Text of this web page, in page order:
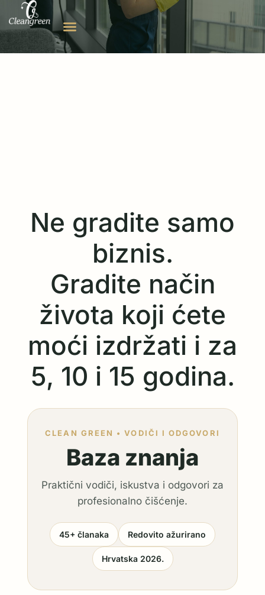
Ne gradite samo
biznis.
Gradite način
života koji ćete
moći izdržati i za
5, 10 i 15 godina.
CLEAN GREEN • VODIČI I ODGOVORI
Baza znanja
Praktični vodiči, iskustva i odgovori za
profesionalno čišćenje.
45+ članaka Redovito ažurirano
Hrvatska 2026.